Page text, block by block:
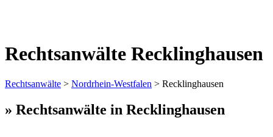
Rechtsanwälte Recklinghausen
Rechtsanwälte > Nordrhein-Westfalen > Recklinghausen
» Rechtsanwälte in Recklinghausen